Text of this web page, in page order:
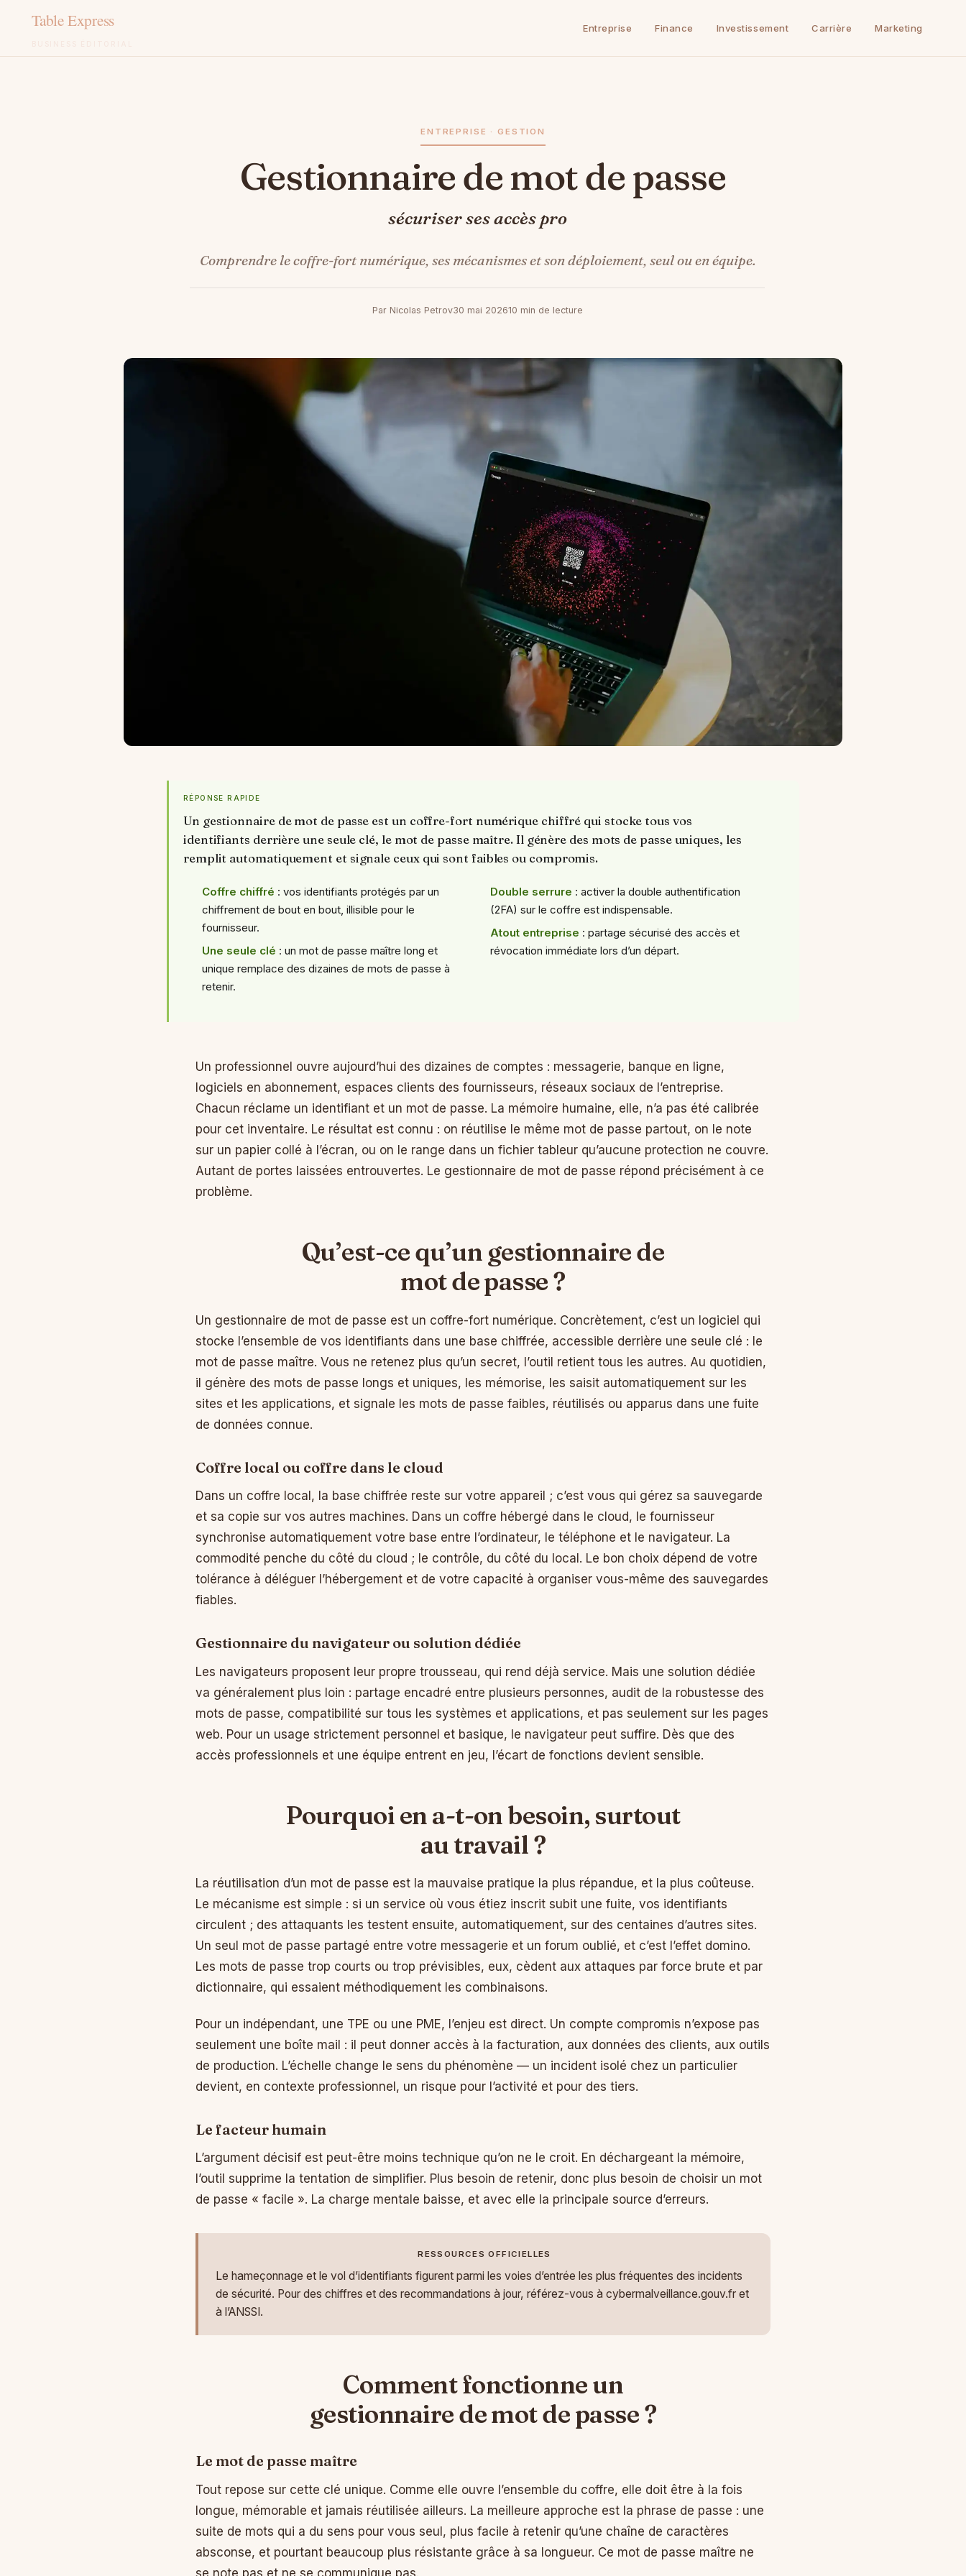
Entreprise Finance Investissement Carrière Marketing
ENTREPRISE · GESTION
Gestionnaire de mot de passe
sécuriser ses accès pro
Comprendre le coffre-fort numérique, ses mécanismes et son déploiement, seul ou en équipe.
Par Nicolas Petrov30 mai 202610 min de lecture
RÉPONSE RAPIDE
Un gestionnaire de mot de passe est un coffre-fort numérique chiffré qui stocke tous vos
identifiants derrière une seule clé, le mot de passe maître. Il génère des mots de passe uniques, les
remplit automatiquement et signale ceux qui sont faibles ou compromis.
Coffre chiffré : vos identifiants protégés par un
chiffrement de bout en bout, illisible pour le
fournisseur.
Une seule clé : un mot de passe maître long et
unique remplace des dizaines de mots de passe à
retenir.
Double serrure : activer la double authentification
(2FA) sur le coffre est indispensable.
Atout entreprise : partage sécurisé des accès et
révocation immédiate lors d’un départ.
Un professionnel ouvre aujourd’hui des dizaines de comptes : messagerie, banque en ligne,
logiciels en abonnement, espaces clients des fournisseurs, réseaux sociaux de l’entreprise.
Chacun réclame un identifiant et un mot de passe. La mémoire humaine, elle, n’a pas été calibrée
pour cet inventaire. Le résultat est connu : on réutilise le même mot de passe partout, on le note
sur un papier collé à l’écran, ou on le range dans un fichier tableur qu’aucune protection ne couvre.
Autant de portes laissées entrouvertes. Le gestionnaire de mot de passe répond précisément à ce
problème.
Qu’est-ce qu’un gestionnaire de
mot de passe ?
Un gestionnaire de mot de passe est un coffre-fort numérique. Concrètement, c’est un logiciel qui
stocke l’ensemble de vos identifiants dans une base chiffrée, accessible derrière une seule clé : le
mot de passe maître. Vous ne retenez plus qu’un secret, l’outil retient tous les autres. Au quotidien,
il génère des mots de passe longs et uniques, les mémorise, les saisit automatiquement sur les
sites et les applications, et signale les mots de passe faibles, réutilisés ou apparus dans une fuite
de données connue.
Coffre local ou coffre dans le cloud
Dans un coffre local, la base chiffrée reste sur votre appareil ; c’est vous qui gérez sa sauvegarde
et sa copie sur vos autres machines. Dans un coffre hébergé dans le cloud, le fournisseur
synchronise automatiquement votre base entre l’ordinateur, le téléphone et le navigateur. La
commodité penche du côté du cloud ; le contrôle, du côté du local. Le bon choix dépend de votre
tolérance à déléguer l’hébergement et de votre capacité à organiser vous-même des sauvegardes
fiables.
Gestionnaire du navigateur ou solution dédiée
Les navigateurs proposent leur propre trousseau, qui rend déjà service. Mais une solution dédiée
va généralement plus loin : partage encadré entre plusieurs personnes, audit de la robustesse des
mots de passe, compatibilité sur tous les systèmes et applications, et pas seulement sur les pages
web. Pour un usage strictement personnel et basique, le navigateur peut suffire. Dès que des
accès professionnels et une équipe entrent en jeu, l’écart de fonctions devient sensible.
Pourquoi en a-t-on besoin, surtout
au travail ?
La réutilisation d’un mot de passe est la mauvaise pratique la plus répandue, et la plus coûteuse.
Le mécanisme est simple : si un service où vous étiez inscrit subit une fuite, vos identifiants
circulent ; des attaquants les testent ensuite, automatiquement, sur des centaines d’autres sites.
Un seul mot de passe partagé entre votre messagerie et un forum oublié, et c’est l’effet domino.
Les mots de passe trop courts ou trop prévisibles, eux, cèdent aux attaques par force brute et par
dictionnaire, qui essaient méthodiquement les combinaisons.
Pour un indépendant, une TPE ou une PME, l’enjeu est direct. Un compte compromis n’expose pas
seulement une boîte mail : il peut donner accès à la facturation, aux données des clients, aux outils
de production. L’échelle change le sens du phénomène — un incident isolé chez un particulier
devient, en contexte professionnel, un risque pour l’activité et pour des tiers.
Le facteur humain
L’argument décisif est peut-être moins technique qu’on ne le croit. En déchargeant la mémoire,
l’outil supprime la tentation de simplifier. Plus besoin de retenir, donc plus besoin de choisir un mot
de passe « facile ». La charge mentale baisse, et avec elle la principale source d’erreurs.
RESSOURCES OFFICIELLES
Le hameçonnage et le vol d’identifiants figurent parmi les voies d’entrée les plus fréquentes des incidents
de sécurité. Pour des chiffres et des recommandations à jour, référez-vous à cybermalveillance.gouv.fr et
à l’ANSSI.
Comment fonctionne un
gestionnaire de mot de passe ?
Le mot de passe maître
Tout repose sur cette clé unique. Comme elle ouvre l’ensemble du coffre, elle doit être à la fois
longue, mémorable et jamais réutilisée ailleurs. La meilleure approche est la phrase de passe : une
suite de mots qui a du sens pour vous seul, plus facile à retenir qu’une chaîne de caractères
absconse, et pourtant beaucoup plus résistante grâce à sa longueur. Ce mot de passe maître ne